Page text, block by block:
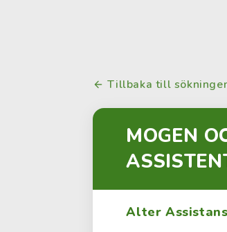
Tillbaka till
MOGEN
Alter